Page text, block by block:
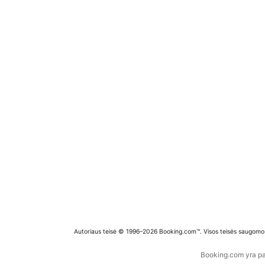
Autoriaus teisė © 1996–2026 Booking.com™. Visos teisės
Booking.com yra